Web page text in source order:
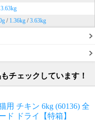
3.63kg
/ 1.36kg /3.63kg
チェックしています！
用 チキン 6kg (60136) 全
ド ドライ【特箱】